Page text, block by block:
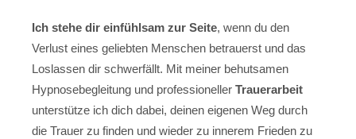
Ich stehe dir einfühlsam zur Seite, wenn du den
Verlust eines geliebten Menschen betrauerst und das
Loslassen dir schwerfällt. Mit meiner behutsamen
Hypnosebegleitung und professioneller Trauerarbeit
unterstütze ich dich dabei, deinen eigenen Weg durch
die Trauer zu finden und wieder zu innerem Frieden zu